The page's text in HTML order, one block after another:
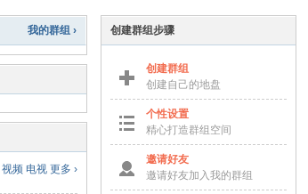
我的群组 ›
视频 电视 更多 ›
创建群组步骤
创建群组
创建自己的地盘
个性设置
精心打造群组空间
邀请好友
邀请好友加入我的群组